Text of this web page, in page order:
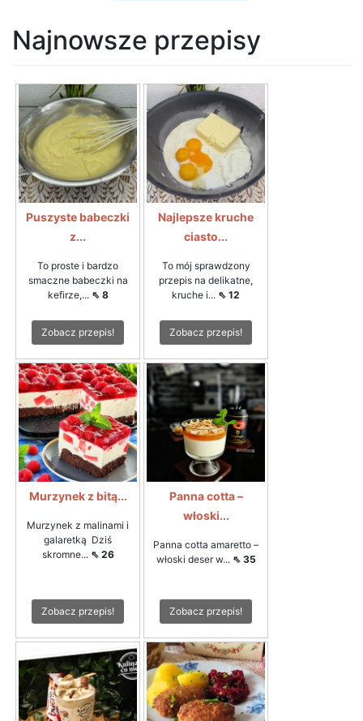
Najnowsze przepisy
Puszyste babeczki
z...
To proste i bardzo
smaczne babeczki na
kefirze,... ⇖ 8
Zobacz przepis!
Najlepsze kruche
ciasto...
To mój sprawdzony
przepis na delikatne,
kruche i... ⇖ 12
Zobacz przepis!
Murzynek z bitą...
Murzynek z malinami i
galaretką Dziś
skromne... ⇖ 26
Zobacz przepis!
Panna cotta –
włoski...
Panna cotta amaretto –
włoski deser w... ⇖ 35
Zobacz przepis!